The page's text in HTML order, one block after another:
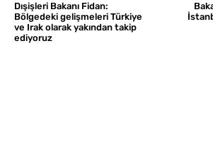
Dışişleri Bakanı Fidan:
Bölgedeki gelişmeleri Türkiye
ve Irak olarak yakından takip
ediyoruz